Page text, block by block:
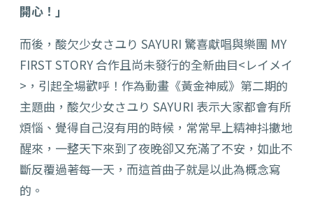
開心！」
而後，酸欠少女さユり SAYURI 驚喜獻唱與樂團 MY
FIRST STORY 合作且尚未發行的全新曲目<レイメイ
>，引起全場歡呼！ 作為動畫《黃金神威》第二期的
主題曲，酸欠少女さユり SAYURI 表示大家都會有所
煩惱、覺得自己沒有用的時候， 常常早上精神抖擻地
醒來，一整天下來到了夜晚卻又充滿了不安， 如此不
斷反覆過著每一天，而這首曲子就是以此為概念寫
的。